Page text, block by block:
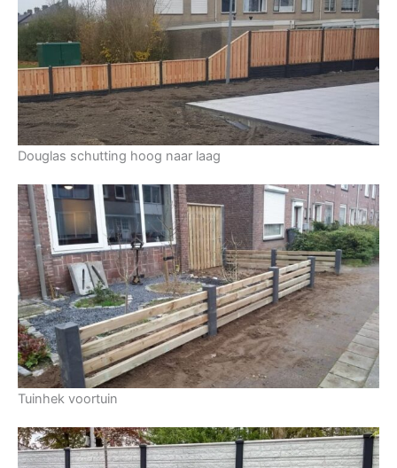
Douglas schutting hoog naar laag
Tuinhek voortuin